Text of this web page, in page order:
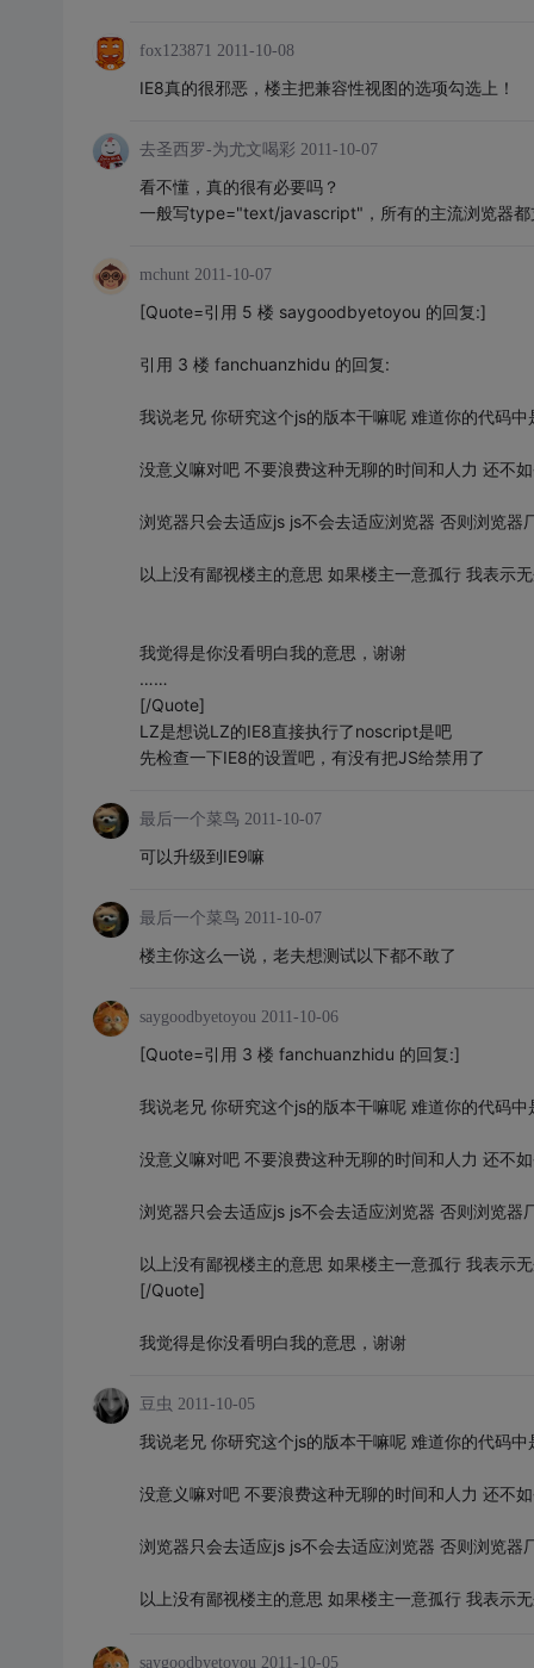
fox123871 2011-10-08
IE8真的很邪恶，楼主把兼容性视图的选项勾选上！
去圣西罗-为尤文喝彩 2011-10-07
看不懂，真的很有必要吗？
一般写type="text/javascript"，所有的主流浏览器都
mchunt 2011-10-07
[Quote=引用 5 楼 saygoodbyetoyou 的回复:]
引用 3 楼 fanchuanzhidu 的回复:
我说老兄 你研究这个js的版本干嘛呢 难道你的代码中
没意义嘛对吧 不要浪费这种无聊的时间和人力 还不
浏览器只会去适应js js不会去适应浏览器 否则浏览器
以上没有鄙视楼主的意思 如果楼主一意孤行 我表示
我觉得是你没看明白我的意思，谢谢
……
[/Quote]
LZ是想说LZ的IE8直接执行了noscript是吧
先检查一下IE8的设置吧，有没有把JS给禁用了
最后一个菜鸟 2011-10-07
可以升级到IE9嘛
最后一个菜鸟 2011-10-07
楼主你这么一说，老夫想测试以下都不敢了
saygoodbyetoyou 2011-10-06
[Quote=引用 3 楼 fanchuanzhidu 的回复:]
我说老兄 你研究这个js的版本干嘛呢 难道你的代码中
没意义嘛对吧 不要浪费这种无聊的时间和人力 还不
浏览器只会去适应js js不会去适应浏览器 否则浏览器
以上没有鄙视楼主的意思 如果楼主一意孤行 我表示
[/Quote]
我觉得是你没看明白我的意思，谢谢
豆虫 2011-10-05
我说老兄 你研究这个js的版本干嘛呢 难道你的代码中
没意义嘛对吧 不要浪费这种无聊的时间和人力 还不
浏览器只会去适应js js不会去适应浏览器 否则浏览器
以上没有鄙视楼主的意思 如果楼主一意孤行 我表示
saygoodbyetoyou 2011-10-05